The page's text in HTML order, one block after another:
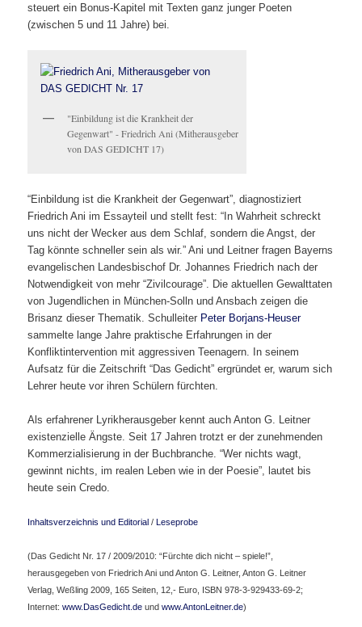
steuert ein Bonus-Kapitel mit Texten ganz junger Poeten
(zwischen 5 und 11 Jahre) bei.
"Einbildung ist die Krankheit der
Gegenwart" - Friedrich Ani (Mitherausgeber
von DAS GEDICHT 17)
“Einbildung ist die Krankheit der Gegenwart”, diagnostiziert
Friedrich Ani im Essayteil und stellt fest: “In Wahrheit schreckt
uns nicht der Wecker aus dem Schlaf, sondern die Angst, der
Tag könnte schneller sein als wir.” Ani und Leitner fragen Bayerns
evangelischen Landesbischof Dr. Johannes Friedrich nach der
Notwendigkeit von mehr “Zivilcourage”. Die aktuellen Gewalttaten
von Jugendlichen in München-Solln und Ansbach zeigen die
Brisanz dieser Thematik. Schulleiter Peter Borjans-Heuser
sammelte lange Jahre praktische Erfahrungen in der
Konfliktintervention mit aggressiven Teenagern. In seinem
Aufsatz für die Zeitschrift “Das Gedicht” ergründet er, warum sich
Lehrer heute vor ihren Schülern fürchten.
Als erfahrener Lyrikherausgeber kennt auch Anton G. Leitner
existenzielle Ängste. Seit 17 Jahren trotzt er der zunehmenden
Kommerzialisierung in der Buchbranche. “Wer nichts wagt,
gewinnt nichts, im realen Leben wie in der Poesie”, lautet bis
heute sein Credo.
Inhaltsverzeichnis und Editorial / Leseprobe
(Das Gedicht Nr. 17 / 2009/2010: “Fürchte dich nicht – spiele!”,
herausgegeben von Friedrich Ani und Anton G. Leitner, Anton G. Leitner
Verlag, Weßling 2009, 165 Seiten, 12,- Euro, ISBN 978-3-929433-69-2;
Internet:www.DasGedicht.de undwww.AntonLeitner.de)